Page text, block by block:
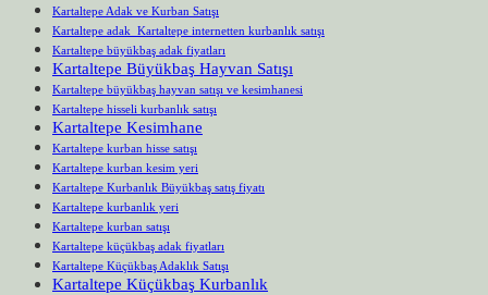
Kartaltepe Adak ve Kurban Satışı
Kartaltepe adak Kartaltepe internetten kurbanlık satışı
Kartaltepe büyükbaş adak fiyatları
Kartaltepe Büyükbaş Hayvan Satışı
Kartaltepe büyükbaş hayvan satışı ve kesimhanesi
Kartaltepe hisseli kurbanlık satışı
Kartaltepe Kesimhane
Kartaltepe kurban hisse satışı
Kartaltepe kurban kesim yeri
Kartaltepe Kurbanlık Büyükbaş satış fiyatı
Kartaltepe kurbanlık yeri
Kartaltepe kurban satışı
Kartaltepe küçükbaş adak fiyatları
Kartaltepe Küçükbaş Adaklık Satışı
Kartaltepe Küçükbaş Kurbanlık